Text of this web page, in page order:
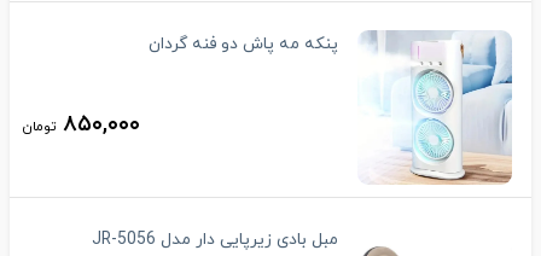
پنکه مه پاش دو فنه گردان
۸۵۰,۰۰۰ تومان
مبل بادی زیرپایی دار مدل JR-5056